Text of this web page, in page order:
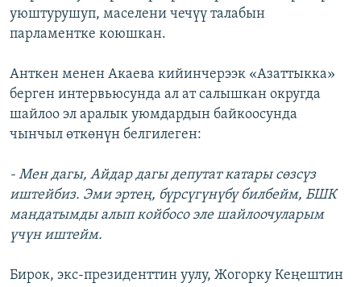
уюштурушуп, маселени чечүү талабын
парламентке коюшкан.
Анткен менен Акаева кийинчерээк «Азаттыкка»
берген интервьюсунда ал ат салышкан округда
шайлоо эл аралык уюмдардын байкоосунда
чынчыл өткөнүн белгилеген:
- Мен дагы, Айдар дагы депутат катары сөзсүз
иштейбиз. Эми эртең, бүрсүгүнүбү билбейм, БШК
мандатымды алып койбосо эле шайлоочуларым
үчүн иштейм.
Бирок, экс-президенттин уулу, Жогорку Кеңештин